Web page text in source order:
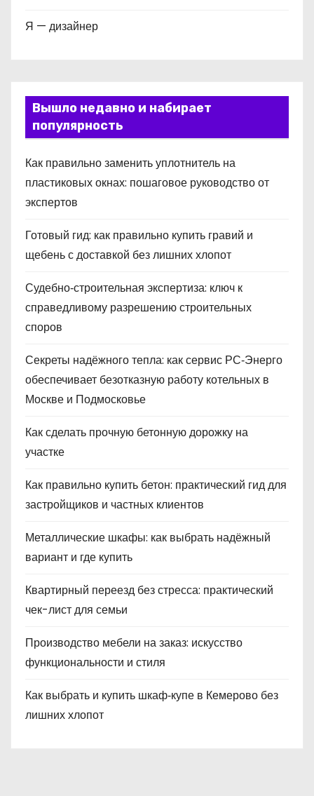
Я — дизайнер
Вышло недавно и набирает
популярность
Как правильно заменить уплотнитель на
пластиковых окнах: пошаговое руководство от
экспертов
Готовый гид: как правильно купить гравий и
щебень с доставкой без лишних хлопот
Судебно‑строительная экспертиза: ключ к
справедливому разрешению строительных
споров
Секреты надёжного тепла: как сервис РС‑Энерго
обеспечивает безотказную работу котельных в
Москве и Подмосковье
Как сделать прочную бетонную дорожку на
участке
Как правильно купить бетон: практический гид для
застройщиков и частных клиентов
Металлические шкафы: как выбрать надёжный
вариант и где купить
Квартирный переезд без стресса: практический
чек-лист для семьи
Производство мебели на заказ: искусство
функциональности и стиля
Как выбрать и купить шкаф‑купе в Кемерово без
лишних хлопот